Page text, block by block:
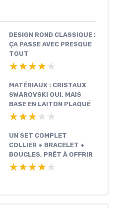
DESIGN ROND CLASSIQUE :
ÇA PASSE AVEC PRESQUE
TOUT
★★★★★
★★★★★
MATÉRIAUX : CRISTAUX
SWAROVSKI OUI, MAIS
BASE EN LAITON PLAQUÉ
★★★★★
★★★★★
UN SET COMPLET
COLLIER + BRACELET +
BOUCLES, PRÊT À OFFRIR
★★★★★
★★★★★